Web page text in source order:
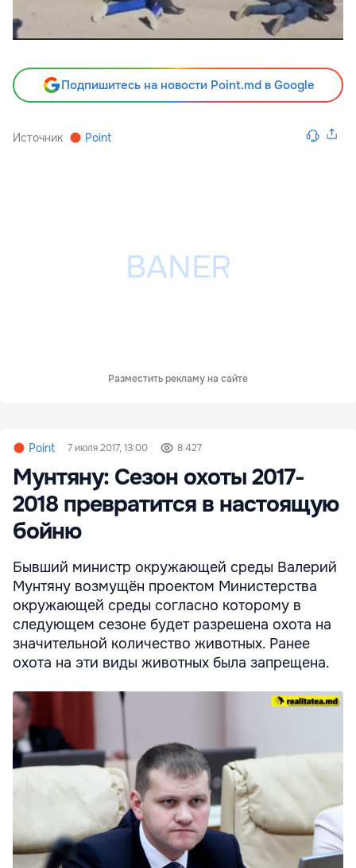
Подпишитесь на новости Point.md в Google
Источник Point
Разместить рекламу на сайте
Point 7 июля 2017, 13:00 8 427
Мунтяну: Сезон охоты 2017-
2018 превратится в настоящую
бойню
Бывший министр окружающей среды Валерий
Мунтяну возмущён проектом Министерства
окружающей среды согласно которому в
следующем сезоне будет разрешена охота на
значительной количество животных. Ранее
охота на эти виды животных была запрещена.